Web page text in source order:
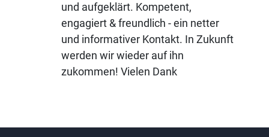
und aufgeklärt. Kompetent,
engagiert & freundlich - ein netter
und informativer Kontakt. In Zukunft
werden wir wieder auf ihn
zukommen! Vielen Dank